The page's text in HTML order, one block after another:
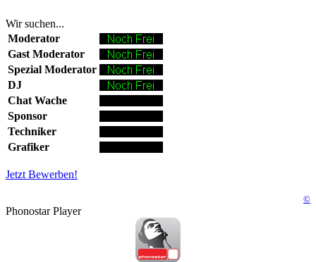
Wir suchen...
Moderator
Gast Moderator
Spezial Moderator
DJ
Chat Wache
Sponsor
Techniker
Grafiker
Jetzt Bewerben!
©
Phonostar Player